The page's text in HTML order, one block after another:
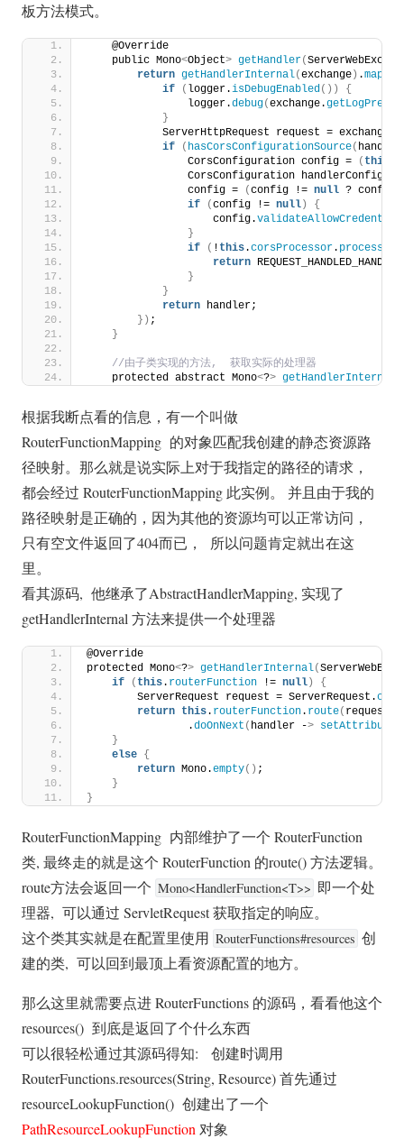
板方法模式。
    @Override
    public Mono
<Object> getHandler(
return getHandlerInternal(exchange ) .map
if
( logger.isDebugEnabled())
{
                logger.
debug(exchange.getLogPrefix
}
            ServerHttpRequest request = exchange.
if
( hasCorsConfigurationSource( handler
                CorsConfiguration config =
( this
                CorsConfiguration handlerConfig =
                config =
(config != null ? config.
if
(config != null )
{
                    config.
}
if
( ! this.corsProcessor. process
return
}
}
return handler;
}) ;
}
//由子类实现的方法,  获取实际的处理器
    protected abstract Mono
<?> getHandlerInternal
根据我断点看的信息，有一个叫做
RouterFunctionMapping 的对象匹配我创建的静态资源路
径映射。那么就是说实际上对于我指定的路径的请求，
都会经过 RouterFunctionMapping 此实例。 并且由于我的
路径映射是正确的，因为其他的资源均可以正常访问，
只有空文件返回了404而已， 所以问题肯定就出在这
里。
看其源码, 他继承了AbstractHandlerMapping, 实现了
getHandlerInternal 方法来提供一个处理器
@Override
protected Mono<?> getHandlerInternal(
if
( this. routerFunction != null )
{
        ServerRequest request = ServerRequest.
return this. routerFunction. route( request
                .
doOnNext ( handler -> setAttributes
}
else {
return Mono.empty() ;
}
}
RouterFunctionMapping 内部维护了一个 RouterFunction
类, 最终走的就是这个 RouterFunction 的route() 方法逻辑。
route方法会返回一个 Mono<HandlerFunction<T>> 即一个处
理器, 可以通过 ServletRequest 获取指定的响应。
这个类其实就是在配置里使用 RouterFunctions#resources 创
建的类, 可以回到最顶上看资源配置的地方。
那么这里就需要点进 RouterFunctions 的源码，看看他这个
resources() 到底是返回了个什么东西
可以很轻松通过其源码得知: 创建时调用
RouterFunctions.resources(String, Resource) 首先通过
resourceLookupFunction() 创建出了一个
PathResourceLookupFunction 对象